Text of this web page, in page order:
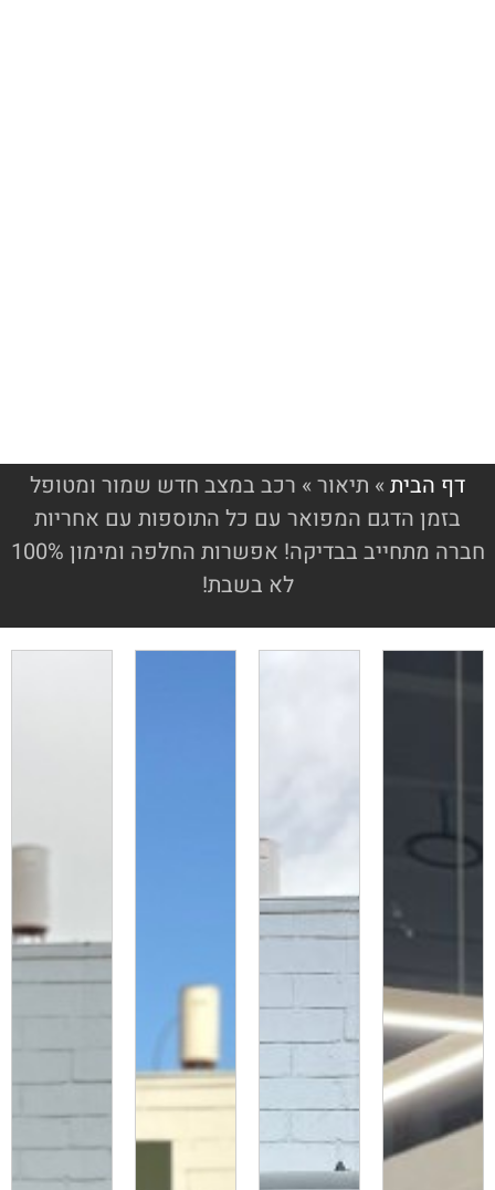
דף הבית» תיאור» רכב במצב חדש שמור ומטופל
בזמן הדגם המפואר עם כל התוספות עם אחריות
חברה מתחייב בבדיקה! אפשרות החלפה ומימון 100%
לא בשבת!